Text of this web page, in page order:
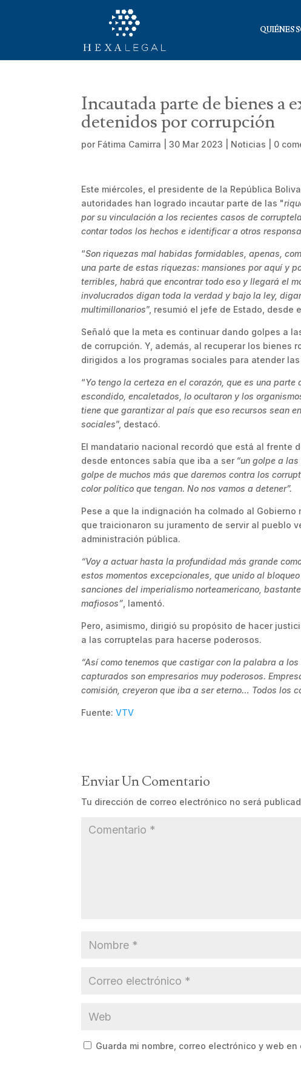
QUIÉNES
Incautada parte de bienes a
detenidos por corrupción
por Fátima Camirra |30 Mar 2023 Noticias 0
Este miércoles, el presidente de la República
autoridades han logrado incautar parte de las "
por su vinculación a los recientes casos de
contar todos los hechos e identificar a otros
“Son riquezas mal habidas formidables, apenas,
una parte de estas riquezas: mansiones por aquí y
terribles, habrá que encontrar todo eso y llegará el
involucrados digan toda la verdad y bajo la ley,
multimillonarios”, resumió el jefe de Estado, desde
Señaló que la meta es continuar dando golpes a
de corrupción. Y, además, al recuperar los bienes
dirigidos a los programas sociales para atender
“Yo tengo la certeza en el corazón, que es una
escondido, encaletados, lo ocultaron y los
tiene que garantizar al país que eso recursos sean
sociales”, destacó.
El mandatario nacional recordó que está al frente
desde entonces sabía que iba a ser “un golpe a
golpe de muchos más que daremos contra los
color político que tengan. No nos vamos a detener”.
Pese a que la indignación ha colmado al
que traicionaron su juramento de servir al pueblo
administración pública.
“Voy a actuar hasta la profundidad más grande
estos momentos excepcionales, que unido al
sanciones del imperialismo norteamericano,
mafiosos” , lamentó.
Pero, asimismo, dirigió su propósito de hacer
a las corruptelas para hacerse poderosos.
“Así como tenemos que castigar con la palabra a
capturados son empresarios muy poderosos.
comisión, creyeron que iba a ser eterno… Todos los
Fuente:VTV
Enviar Un Comentario
Tu dirección de correo electrónico no será
Guarda mi nombre, correo electrónico y web